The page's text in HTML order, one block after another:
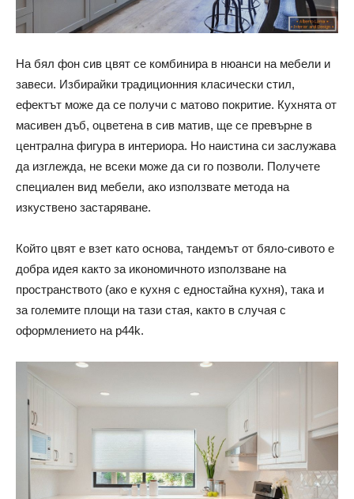
На бял фон сив цвят се комбинира в нюанси на мебели и
завеси. Избирайки традиционния класически стил,
ефектът може да се получи с матово покритие. Кухнята от
масивен дъб, оцветена в сив матив, ще се превърне в
централна фигура в интериора. Но наистина си заслужава
да изглежда, не всеки може да си го позволи. Получете
специален вид мебели, ако използвате метода на
изкуствено застаряване.
Който цвят е взет като основа, тандемът от бяло-сивото е
добра идея както за икономичното използване на
пространството (ако е кухня с едностайна кухня), така и
за големите площи на тази стая, както в случая с
оформлението на p44k.